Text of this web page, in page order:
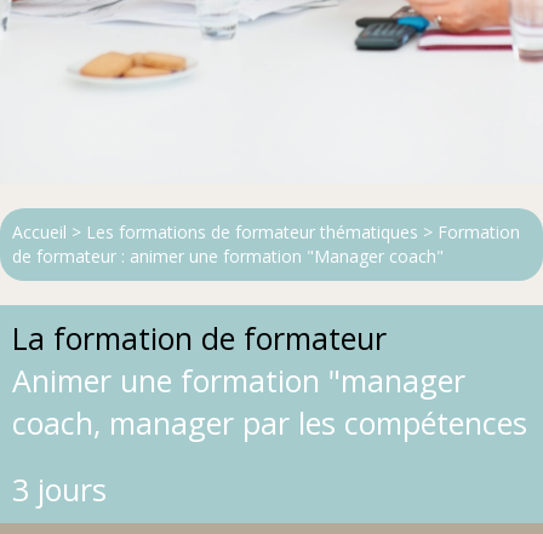
Accueil > Les formations de formateur thématiques > Formation
de formateur : animer une formation "Manager coach"
La formation de formateur
Animer une formation "manager
coach, manager par les compétences
3 jours